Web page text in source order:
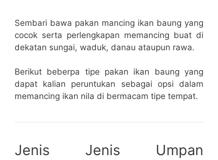
Sembari bawa pakan mancing ikan baung yang
cocok serta perlengkapan memancing buat di
dekatan sungai, waduk, danau ataupun rawa.
Berikut beberpa tipe pakan ikan baung yang
dapat kalian peruntukan sebagai opsi dalam
memancing ikan nila di bermacam tipe tempat.
Jenis Jenis Umpan